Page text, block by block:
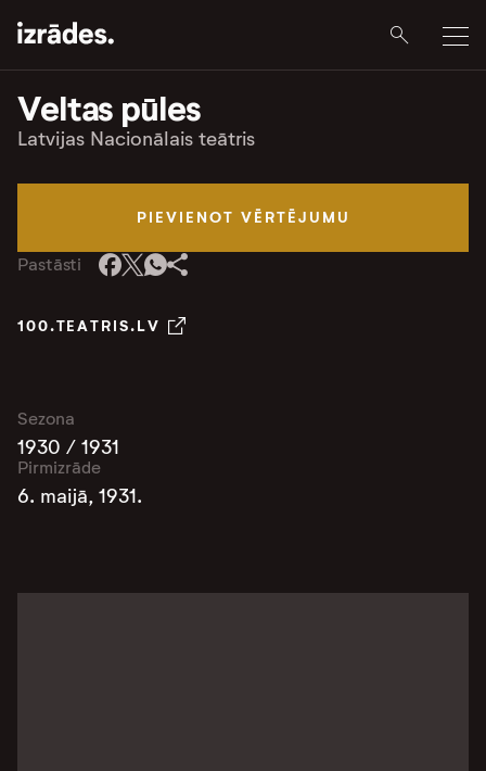
Veltas pūles
Latvijas Nacionālais teātris
PIEVIENOT VĒRTĒJUMU
Pastāsti
100.TEATRIS.LV
Sezona
1930 / 1931
Pirmizrāde
6. maijā, 1931.